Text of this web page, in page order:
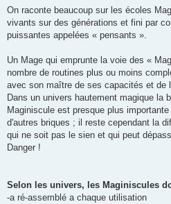
On raconte beaucoup sur les écoles
vivants sur des générations et fini par
puissantes appelées « pensants ».
Un Mage qui emprunte la voie des «
nombre de routines plus ou moins
avec son maître de ses capacités et de
Dans un univers hautement magique la
Maginiscule est presque plus
d'autres briques ; il reste cependant la
qui ne soit pas le sien et qui peut
Danger !
Selon les univers, les Maginiscules
-a ré-assemblé a chaque utilisation